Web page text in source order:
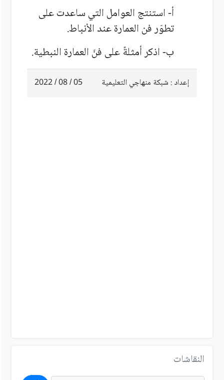
أ- استنتج العوامل التي ساعدت على
تطوّر فن العمارة عند الأنباط.
ب- اذكر أمثلةً على فنّ العمارة النبطية.
إعداد : شبكة منهاجي التعليمية 05 / 08 / 2022
النقاشات